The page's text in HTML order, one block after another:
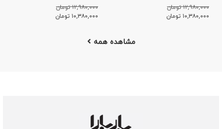
۱۲,۹۸۰,۰۰۰ تومان
۱۰,۳۸۰,۰۰۰ تومان
۱۲,۹۸۰,۰۰۰ تومان
۱۰,۳۸۰,۰۰۰ تومان
مشاهده همه